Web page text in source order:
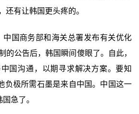
还有让韩国更头疼的。
中国商务部和海关总署发布有关优化
的公告后，韩国瞬间傻眼了。自此，
国沟通，以期寻求解决方案。要知
负极所需石墨是来自中国。中国这一
急了。